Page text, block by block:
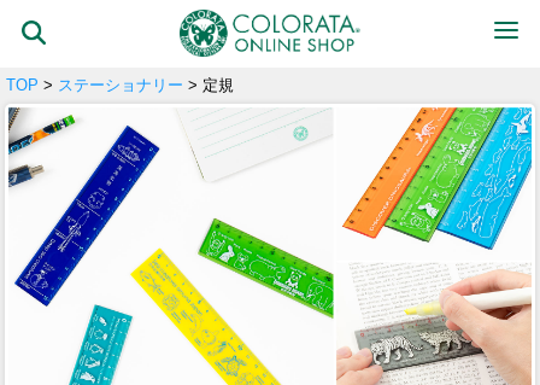
TOP > ステーショナリー > 定規